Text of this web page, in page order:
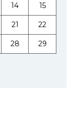
14 15
21 22
28 29